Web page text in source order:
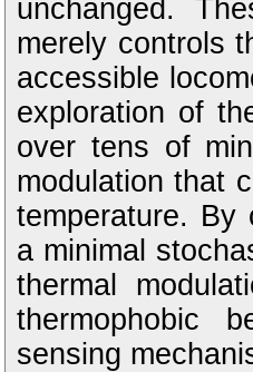
unchanged.
merely controls
accessible
exploration of
over tens of
modulation that
temperature. By
a minimal
thermal
thermophobic
sensing